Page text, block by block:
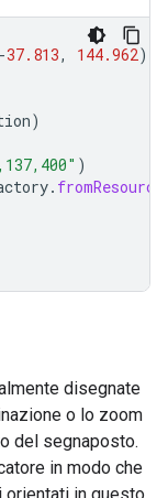
-37.813, 144.962)
)
)
. fromResource
disegnate
o lo zoom
del segnaposto.
in modo che